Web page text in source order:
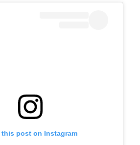
this post on Instagram